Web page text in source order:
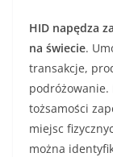
HID napędza
na świecie.
transakcje,
podróżowanie.
tożsamości
miejsc
można